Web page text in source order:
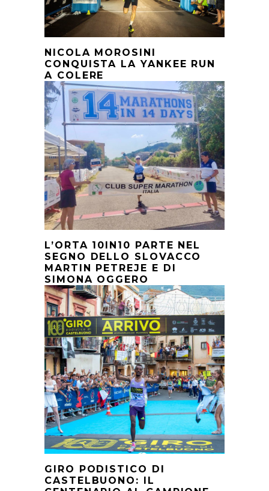
NICOLA MOROSINI
CONQUISTA LA YANKEE RUN
A COLERE
L’ORTA 10IN10 PARTE NEL
SEGNO DELLO SLOVACCO
MARTIN PETREJE E DI
SIMONA OGGERO
GIRO PODISTICO DI
CASTELBUONO: IL